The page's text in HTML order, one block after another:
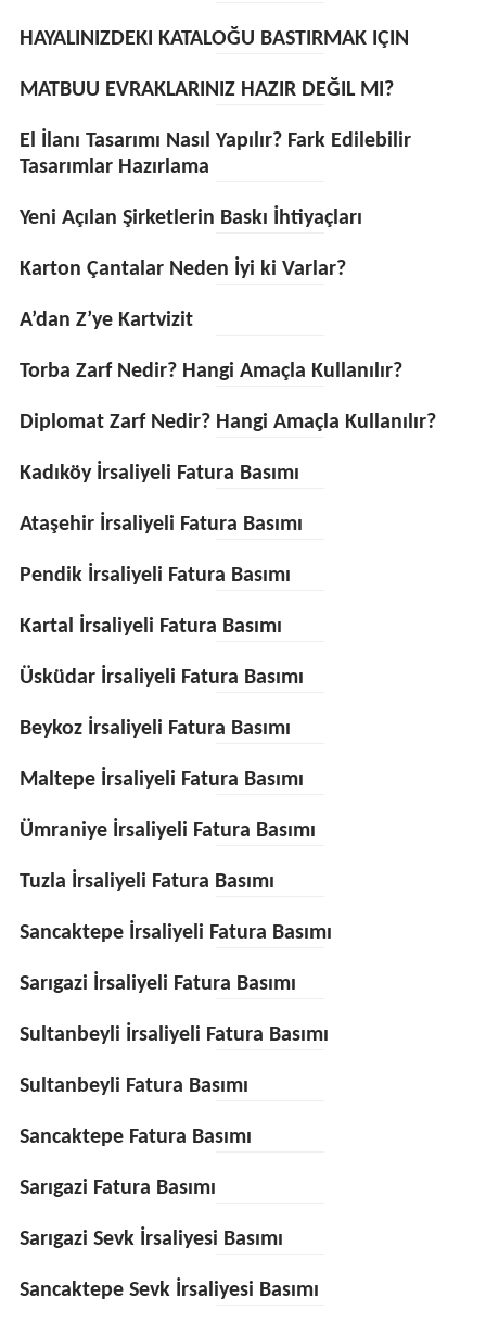
HAYALINIZDEKI KATALOĞU BASTIRMAK IÇIN
MATBUU EVRAKLARINIZ HAZIR DEĞIL MI?
El İlanı Tasarımı Nasıl Yapılır? Fark Edilebilir
Tasarımlar Hazırlama
Yeni Açılan Şirketlerin Baskı İhtiyaçları
Karton Çantalar Neden İyi ki Varlar?
A’dan Z’ye Kartvizit
Torba Zarf Nedir? Hangi Amaçla Kullanılır?
Diplomat Zarf Nedir? Hangi Amaçla Kullanılır?
Kadıköy İrsaliyeli Fatura Basımı
Ataşehir İrsaliyeli Fatura Basımı
Pendik İrsaliyeli Fatura Basımı
Kartal İrsaliyeli Fatura Basımı
Üsküdar İrsaliyeli Fatura Basımı
Beykoz İrsaliyeli Fatura Basımı
Maltepe İrsaliyeli Fatura Basımı
Ümraniye İrsaliyeli Fatura Basımı
Tuzla İrsaliyeli Fatura Basımı
Sancaktepe İrsaliyeli Fatura Basımı
Sarıgazi İrsaliyeli Fatura Basımı
Sultanbeyli İrsaliyeli Fatura Basımı
Sultanbeyli Fatura Basımı
Sancaktepe Fatura Basımı
Sarıgazi Fatura Basımı
Sarıgazi Sevk İrsaliyesi Basımı
Sancaktepe Sevk İrsaliyesi Basımı